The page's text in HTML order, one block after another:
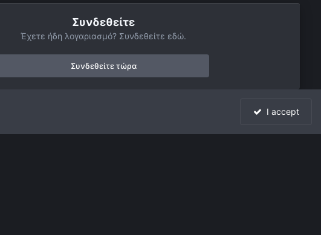
Συνδεθείτε
Έχετε ήδη λογαριασμό? Συνδεθείτε εδώ.
Συνδεθείτε τώρα
I accept